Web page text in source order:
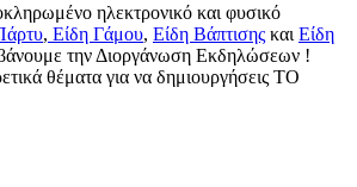
ηλεκτρονικό και φυσικό
, Είδη Γάμου, Είδη Βάπτισης και Είδη
την Διοργάνωση Εκδηλώσεων !
θέματα για να δημιουργήσεις ΤΟ